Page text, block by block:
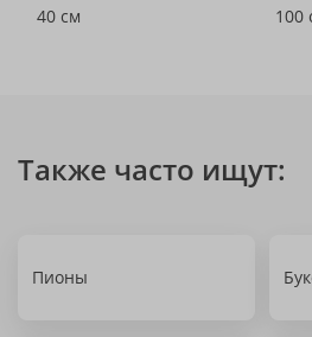
40 см
100
Также часто ищут:
Пионы